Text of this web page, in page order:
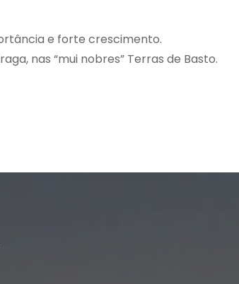
e forte crescimento.
nas “mui nobres” Terras de Basto.